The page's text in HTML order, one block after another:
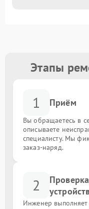
Этапы
1 Приём
Вы обращаетесь в
описываете
специалисту. Мы
заказ-наряд.
2
Проверка
Инженер выполняет